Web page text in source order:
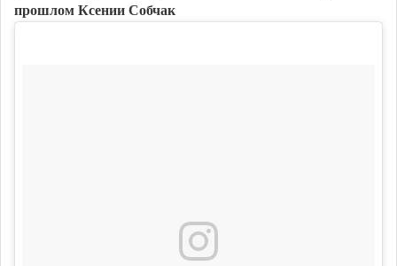
прошлом Ксении Собчак